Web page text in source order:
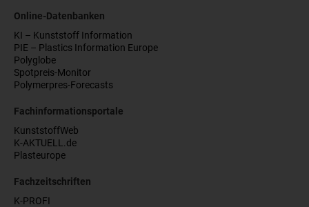
Online-Datenbanken
KI – Kunststoff Information
PIE – Plastics Information Europe
Polyglobe
Spotpreis-Monitor
Polymerpres-Forecasts
Fachinformationsportale
KunststoffWeb
K-AKTUELL.de
Plasteurope
Fachzeitschriften
K-PROFI